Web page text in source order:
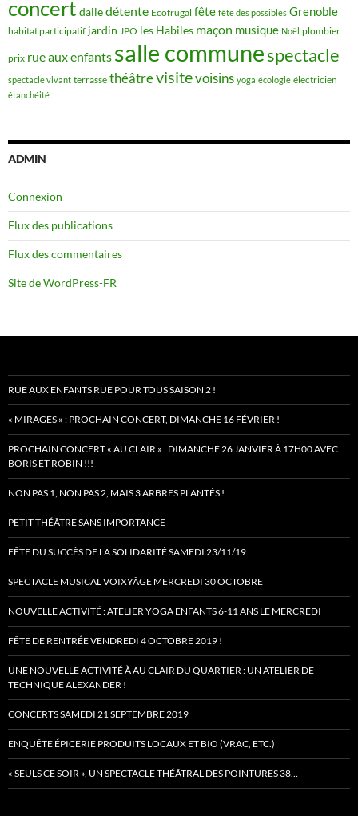
concert dalledétente Ecofrugal fête fête des possibles Grenoble
habitat participatif jardin JPO les Habiles maçon musique Noël plombier
prix rue aux enfants salle communespectacle
spectacle vivant terrasse théâtrevisitevoisins yoga écologie électricien
étanchéité
ADMIN
Connexion
Flux des publications
Flux des commentaires
Site de WordPress-FR
RUE AUX ENFANTS RUE POUR TOUS SAISON 2 !
« MIRAGES » : PROCHAIN CONCERT, DIMANCHE 16 FÉVRIER !
PROCHAIN CONCERT « AU CLAIR » : DIMANCHE 26 JANVIER À 17H00 AVEC
BORIS ET ROBIN !!!
NON PAS 1, NON PAS 2, MAIS 3 ARBRES PLANTÉS !
PETIT THÉÂTRE SANS IMPORTANCE
FÊTE DU SUCCÈS DE LA SOLIDARITÉ SAMEDI 23/11/19
SPECTACLE MUSICAL VOIXYÂGE MERCREDI 30 OCTOBRE
NOUVELLE ACTIVITÉ : ATELIER YOGA ENFANTS 6-11 ANS LE MERCREDI
FÊTE DE RENTRÉE VENDREDI 4 OCTOBRE 2019 !
UNE NOUVELLE ACTIVITÉ À AU CLAIR DU QUARTIER : UN ATELIER DE
TECHNIQUE ALEXANDER !
CONCERTS SAMEDI 21 SEPTEMBRE 2019
ENQUÊTE ÉPICERIE PRODUITS LOCAUX ET BIO (VRAC, ETC.)
« SEULS CE SOIR », UN SPECTACLE THÉÂTRAL DES POINTURES 38…